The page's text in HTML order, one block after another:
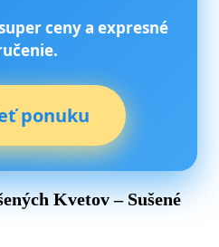
ceny a expresné
ponuku
Kvetov – Sušené